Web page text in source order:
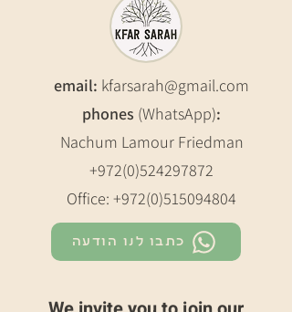
email: kfarsarah@gmail.com
phones (WhatsApp):
Nachum Lamour Friedman
+972(0)524297872
Office: +972(0)515094804
כתבו לנו הודעה